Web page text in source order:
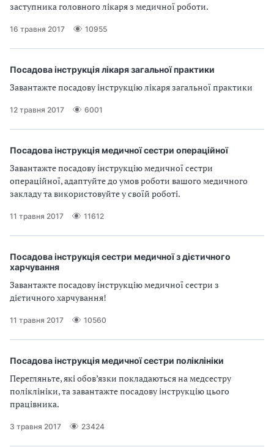
заступника головного лікаря з медичної роботи.
16 травня 2017 10955
Посадова інструкція лікаря загальної практики
Завантажте посадову інструкцію лікаря загальної практики
12 травня 2017 6001
Посадова інструкція медичної сестри операційної
Завантажте посадову інструкцію медичної сестри
операційної, адаптуйте до умов роботи вашого медичного
закладу та використовуйте у своїй роботі.
11 травня 2017 11612
Посадова інструкція сестри медичної з дієтичного
харчування
Завантажте посадову інструкцію медичної сестри з
дієтичного харчування!
11 травня 2017 10560
Посадова інструкція медичної сестри поліклініки
Перегляньте, які обов’язки покладаються на медсестру
поліклініки, та завантажте посадову інструкцію цього
працівника.
3 травня 2017 23424